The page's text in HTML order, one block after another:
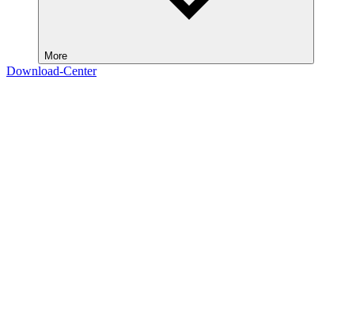
More
Download-Center